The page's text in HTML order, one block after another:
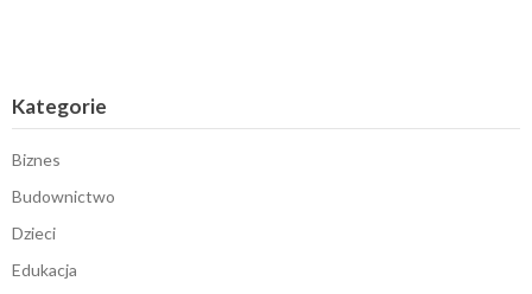
Kategorie
Biznes
Budownictwo
Dzieci
Edukacja